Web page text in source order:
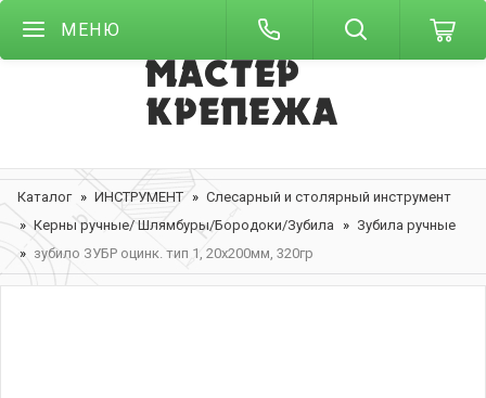
МЕНЮ
Каталог ИНСТРУМЕНТ
Слесарный и столярный инструмент
Керны ручные/ Шлямбуры/Бородоки/Зубила
Зубила ручные
зубило ЗУБР оцинк. тип 1, 20х200мм, 320гр